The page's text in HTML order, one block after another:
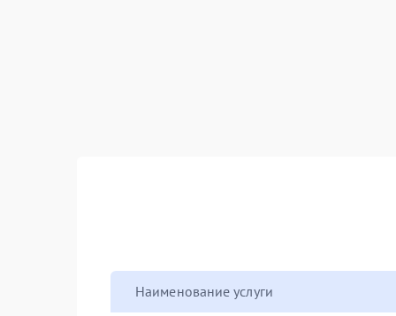
Наименование услуги